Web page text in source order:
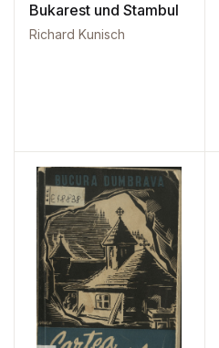
Bukarest und Stambul
Richard Kunisch